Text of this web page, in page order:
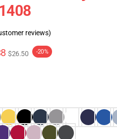
reviews)
$26.50 -20%